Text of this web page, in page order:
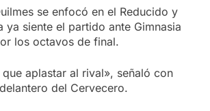
se enfocó en el Reducido y
ya siente el partido ante Gimnasia
los octavos de final.
aplastar al rival», señaló con
del Cervecero.